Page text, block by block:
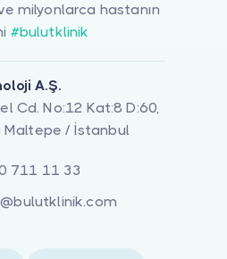
milyonlarca hastanın
#bulutklinik
A.Ş.
Cd. No:12 Kat:8 D:60,
Maltepe / İstanbul
711 11 33